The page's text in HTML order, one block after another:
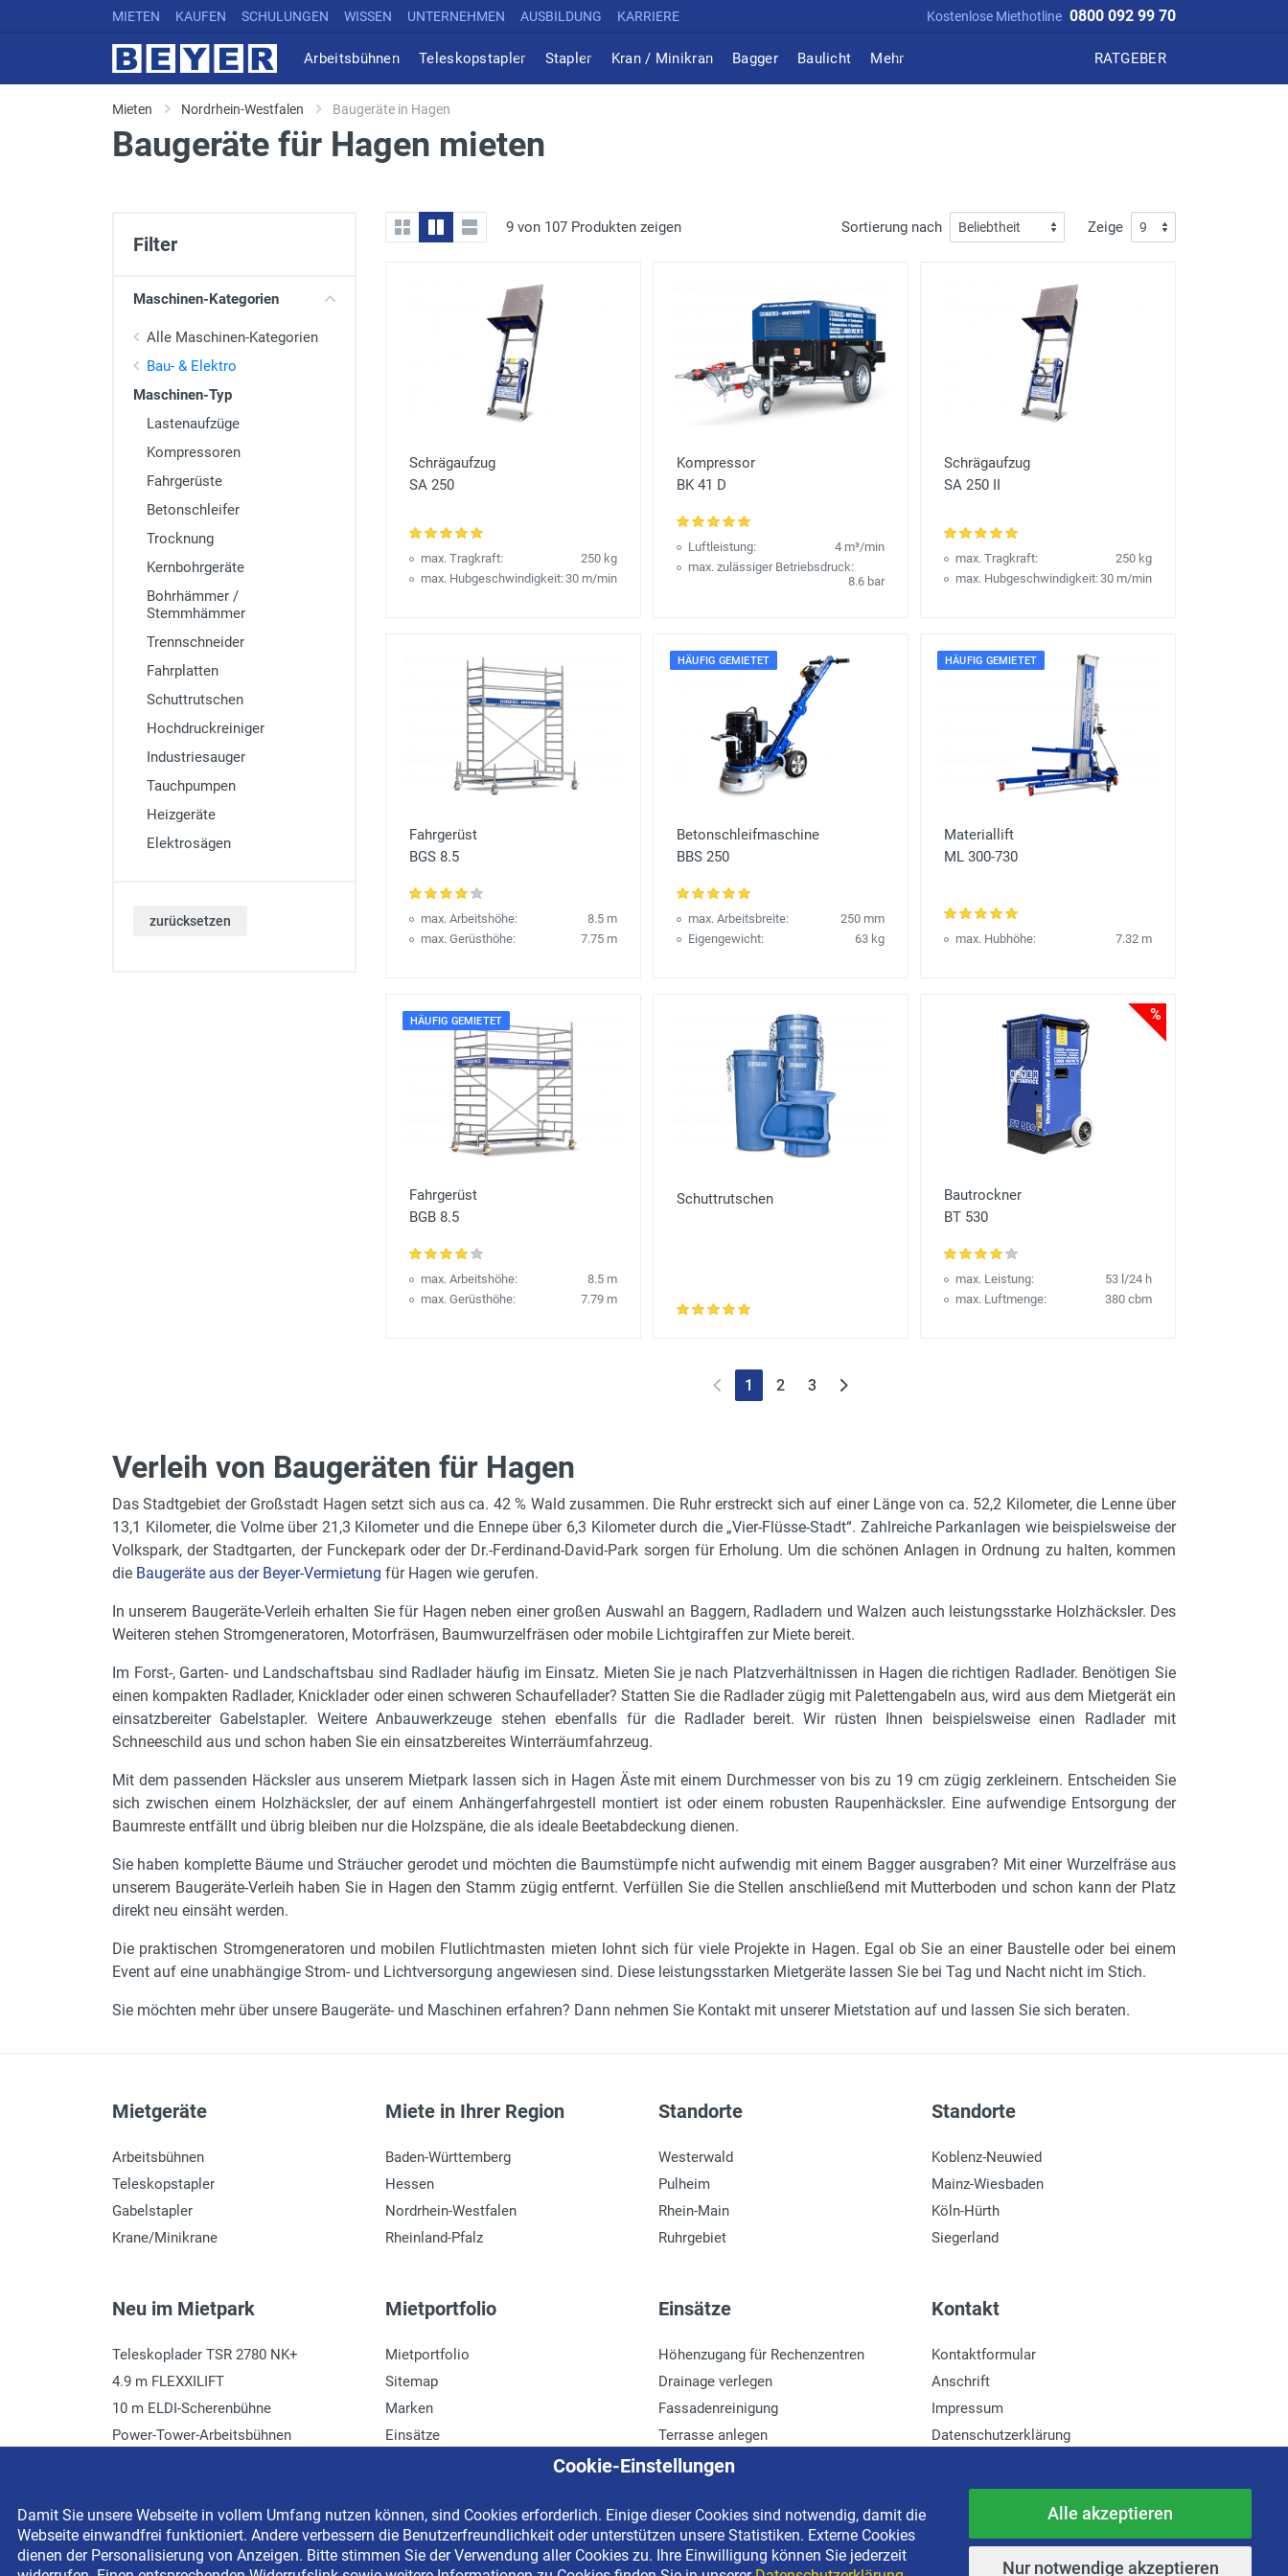
MIETEN KAUFEN SCHULUNGEN WISSEN UNTERNEHMEN AUSBILDUNG KARRIERE Kostenlose Miethotline 0800 092 99 70
Arbeitsbühnen Teleskopstapler Stapler Kran / Minikran Bagger Baulicht Mehr RATGEBER
Mieten Nordrhein-Westfalen Baugeräte in Hagen
Baugeräte für Hagen mieten
Filter
Maschinen-Kategorien
Alle Maschinen-Kategorien
Bau- & Elektro
Maschinen-Typ
Lastenaufzüge
Kompressoren
Fahrgerüste
Betonschleifer
Trocknung
Kernbohrgeräte
Bohrhämmer /
Stemmhämmer
Trennschneider
Fahrplatten
Schuttrutschen
Hochdruckreiniger
Industriesauger
Tauchpumpen
Heizgeräte
Elektrosägen
zurücksetzen
9 von 107 Produkten zeigen Sortierung nach Zeige
Schrägaufzug
SA 250
max. Tragkraft:
250 kg
max. Hubgeschwindigkeit:30 m/min
Kompressor
BK 41 D
Luftleistung:
4 m³/min
max. zulässiger Betriebsdruck:
8.6 bar
Schrägaufzug
SA 250 II
max. Tragkraft:
250 kg
max. Hubgeschwindigkeit:30 m/min
Fahrgerüst
BGS 8.5
max. Arbeitshöhe:
8.5 m
max. Gerüsthöhe:
7.75 m
HÄUFIG GEMIETET
Betonschleifmaschine
BBS 250
max. Arbeitsbreite:
250 mm
Eigengewicht:
63 kg
HÄUFIG GEMIETET
Materiallift
ML 300-730
max. Hubhöhe: 7.32 m
HÄUFIG GEMIETET
Fahrgerüst
BGB 8.5
max. Arbeitshöhe:
8.5 m
max. Gerüsthöhe:
7.79 m
Schuttrutschen
%
Bautrockner
BT 530
max. Leistung:
53 l/24 h
max. Luftmenge:
380 cbm
1 2 3
Verleih von Baugeräten für Hagen
Das Stadtgebiet der Großstadt Hagen setzt sich aus ca. 42 % Wald zusammen. Die Ruhr erstreckt sich auf einer Länge von ca. 52,2 Kilometer, die Lenne über
13,1 Kilometer, die Volme über 21,3 Kilometer und die Ennepe über 6,3 Kilometer durch die „Vier-Flüsse-Stadt“. Zahlreiche Parkanlagen wie beispielsweise der
Volkspark, der Stadtgarten, der Funckepark oder der Dr.-Ferdinand-David-Park sorgen für Erholung. Um die schönen Anlagen in Ordnung zu halten, kommen
die Baugeräte aus der Beyer-Vermietung für Hagen wie gerufen.
In unserem Baugeräte-Verleih erhalten Sie für Hagen neben einer großen Auswahl an Baggern, Radladern und Walzen auch leistungsstarke Holzhäcksler. Des
Weiteren stehen Stromgeneratoren, Motorfräsen, Baumwurzelfräsen oder mobile Lichtgiraffen zur Miete bereit.
Im Forst-, Garten- und Landschaftsbau sind Radlader häufig im Einsatz. Mieten Sie je nach Platzverhältnissen in Hagen die richtigen Radlader. Benötigen Sie
einen kompakten Radlader, Knicklader oder einen schweren Schaufellader? Statten Sie die Radlader zügig mit Palettengabeln aus, wird aus dem Mietgerät ein
einsatzbereiter Gabelstapler. Weitere Anbauwerkzeuge stehen ebenfalls für die Radlader bereit. Wir rüsten Ihnen beispielsweise einen Radlader mit
Schneeschild aus und schon haben Sie ein einsatzbereites Winterräumfahrzeug.
Mit dem passenden Häcksler aus unserem Mietpark lassen sich in Hagen Äste mit einem Durchmesser von bis zu 19 cm zügig zerkleinern. Entscheiden Sie
sich zwischen einem Holzhäcksler, der auf einem Anhängerfahrgestell montiert ist oder einem robusten Raupenhäcksler. Eine aufwendige Entsorgung der
Baumreste entfällt und übrig bleiben nur die Holzspäne, die als ideale Beetabdeckung dienen.
Sie haben komplette Bäume und Sträucher gerodet und möchten die Baumstümpfe nicht aufwendig mit einem Bagger ausgraben? Mit einer Wurzelfräse aus
unserem Baugeräte-Verleih haben Sie in Hagen den Stamm zügig entfernt. Verfüllen Sie die Stellen anschließend mit Mutterboden und schon kann der Platz
direkt neu einsäht werden.
Die praktischen Stromgeneratoren und mobilen Flutlichtmasten mieten lohnt sich für viele Projekte in Hagen. Egal ob Sie an einer Baustelle oder bei einem
Event auf eine unabhängige Strom- und Lichtversorgung angewiesen sind. Diese leistungsstarken Mietgeräte lassen Sie bei Tag und Nacht nicht im Stich.
Sie möchten mehr über unsere Baugeräte- und Maschinen erfahren? Dann nehmen Sie Kontakt mit unserer Mietstation auf und lassen Sie sich beraten.
Mietgeräte
Arbeitsbühnen
Teleskopstapler
Gabelstapler
Krane/Minikrane
Miete in Ihrer Region
Baden-Württemberg
Hessen
Nordrhein-Westfalen
Rheinland-Pfalz
Standorte
Westerwald
Pulheim
Rhein-Main
Ruhrgebiet
Standorte
Koblenz-Neuwied
Mainz-Wiesbaden
Köln-Hürth
Siegerland
Neu im Mietpark
Teleskoplader TSR 2780 NK+
4.9 m FLEXXILIFT
10 m ELDI-Scherenbühne
Power-Tower-Arbeitsbühnen
Mietportfolio
Mietportfolio
Sitemap
Marken
Einsätze
Einsätze
Höhenzugang für Rechenzentren
Drainage verlegen
Fassadenreinigung
Terrasse anlegen
Ladenbau
Kontakt
Kontaktformular
Anschrift
Impressum
Datenschutzerklärung
Copyright © 2026 BEYER-Mietservice KG All rights reserved | Kostenlose Miethotline 0800 092 99 70
Cookie-Einstellungen
Damit Sie unsere Webseite in vollem Umfang nutzen können, sind Cookies erforderlich. Einige dieser Cookies sind notwendig, damit die
Webseite einwandfrei funktioniert. Andere verbessern die Benutzerfreundlichkeit oder unterstützen unsere Statistiken. Externe Cookies
dienen der Personalisierung von Anzeigen. Bitte stimmen Sie der Verwendung aller Cookies zu. Ihre Einwilligung können Sie jederzeit
Alle akzeptieren
Nur notwendige akzeptieren